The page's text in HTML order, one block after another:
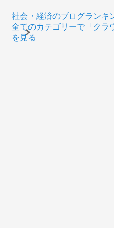
社会・経済のブログランキ
全てのカテゴリーで「クラ
を見る